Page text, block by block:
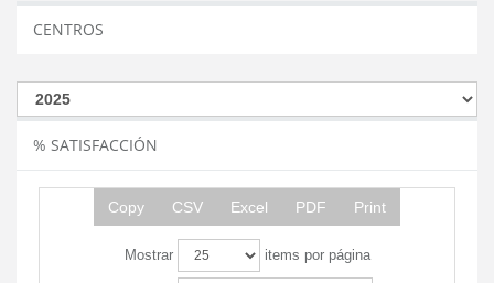
CENTROS
% SATISFACCIÓN
Copy CSV Excel PDF Print
Mostrar items por página